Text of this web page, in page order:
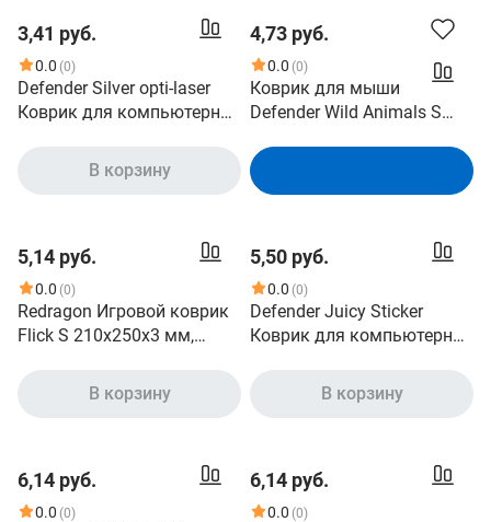
3,41 руб.
0.0 (0)
Defender Silver opti-laser
Коврик для компьютерной
В корзину
4,73 руб.
0.0 (0)
Коврик для мыши
Defender Wild Animals S
220х180х2мм [50803]
5,14 руб.
0.0 (0)
Redragon Игровой коврик
Flick S 210х250х3 мм,
В корзину
5,50 руб.
0.0 (0)
Defender Juicy Sticker
Коврик для компьютерной
В корзину
6,14 руб.
0.0 (0)
6,14 руб.
0.0 (0)